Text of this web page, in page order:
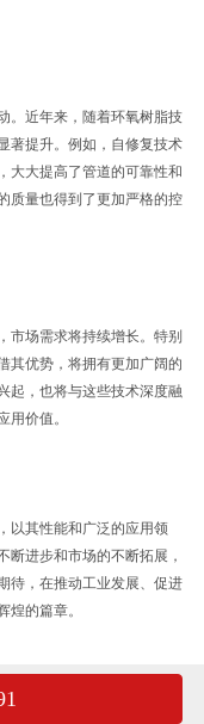
近年来，随着环氧树脂技
著提升。例如，自修复技术
大大提高了管道的可靠性和
质量也得到了更加严格的控
场需求将持续增长。特别
其优势，将拥有更加广阔的
起，也将与这些技术深度融
用价值。
其性能和广泛的应用领
断进步和市场的不断拓展，
待，在推动工业发展、促进
的篇章。